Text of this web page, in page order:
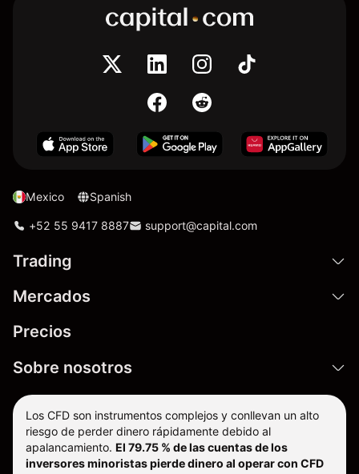
Mexico Spanish
+52 55 9417 8887 support@capital.com
Trading
Mercados
Precios
Sobre nosotros
Los CFD son instrumentos complejos y conllevan un alto
riesgo de perder dinero rápidamente debido al
apalancamiento. El 79.75 % de las cuentas de los
inversores minoristas pierde dinero al operar con CFD